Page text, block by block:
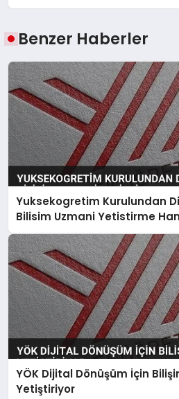
Benzer Haberler
Yuksekogretim Kurulundan
Bilisim Uzmani Yetistirme
YÖK Dijital Dönüşüm İçin
Yetiştiriyor